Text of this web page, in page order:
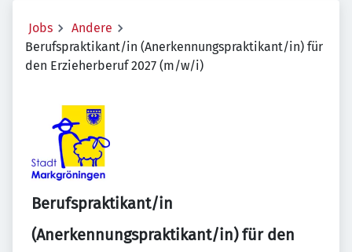
Jobs
Andere
Berufspraktikant/in (Anerkennungspraktikant/in) für
den Erzieherberuf 2027 (m/w/i)
Berufspraktikant/in
(Anerkennungspraktikant/in) für den